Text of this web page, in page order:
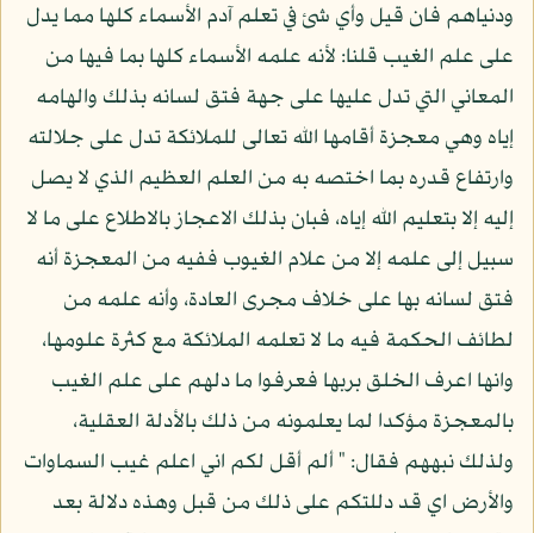
ودنياهم فان قيل وأي شئ في تعلم آدم الأسماء كلها مما يدل
على علم الغيب قلنا: لأنه علمه الأسماء كلها بما فيها من
المعاني التي تدل عليها على جهة فتق لسانه بذلك والهامه
إياه وهي معجزة أقامها الله تعالى للملائكة تدل على جلالته
وارتفاع قدره بما اختصه به من العلم العظيم الذي لا يصل
إليه إلا بتعليم الله إياه، فبان بذلك الاعجاز بالاطلاع على ما لا
سبيل إلى علمه إلا من علام الغيوب ففيه من المعجزة أنه
فتق لسانه بها على خلاف مجرى العادة، وأنه علمه من
لطائف الحكمة فيه ما لا تعلمه الملائكة مع كثرة علومها،
وانها اعرف الخلق بربها فعرفوا ما دلهم على علم الغيب
بالمعجزة مؤكدا لما يعلمونه من ذلك بالأدلة العقلية،
ولذلك نبههم فقال: " ألم أقل لكم اني اعلم غيب السماوات
والأرض اي قد دللتكم على ذلك من قبل وهذه دلالة بعد